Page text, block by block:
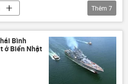
Dương
Thế giới
Thêm 7
Bình
ở Biển Nhật